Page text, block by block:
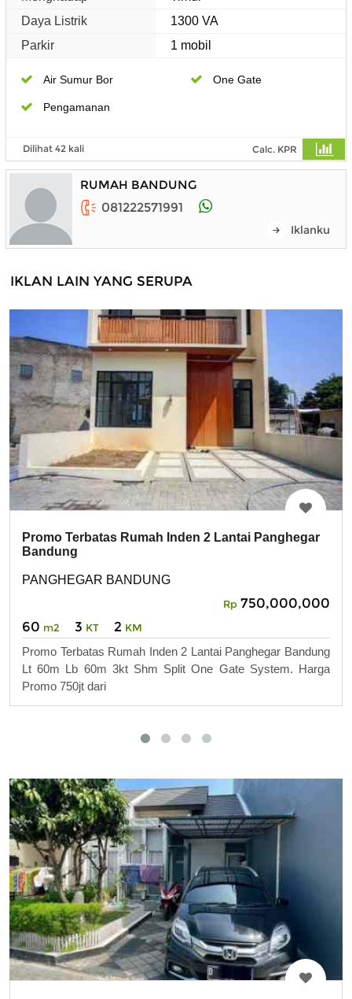
Daya Listrik
1300 VA
Parkir
1 mobil
Air Sumur Bor One Gate
Pengamanan
Dilihat 42 kali Calc. KPR
RUMAH BANDUNG
081222571991
Iklanku
IKLAN LAIN YANG SERUPA
Promo Terbatas Rumah Inden 2 Lantai Panghegar
Bandung
PANGHEGAR BANDUNG
Rp 750,000,000
60 m2 3 KT 2 KM
Promo Terbatas Rumah Inden 2 Lantai Panghegar Bandung
Lt 60m Lb 60m 3kt Shm Split One Gate System. Harga
Promo 750jt dari